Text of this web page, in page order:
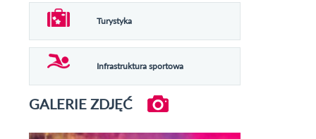
Turystyka
Infrastruktura sportowa
GALERIE ZDJĘĆ